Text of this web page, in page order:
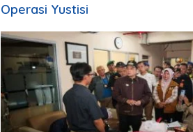
Operasi Yustisi